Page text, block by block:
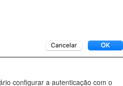
configurar a autenticação com o